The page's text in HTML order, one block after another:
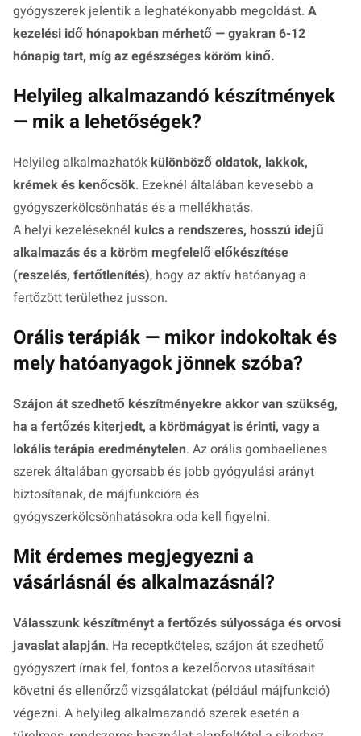
gyógyszerek jelentik a leghatékonyabb megoldást. A
kezelési idő hónapokban mérhető — gyakran 6-12
hónapig tart, míg az egészséges köröm kinő.
Helyileg alkalmazandó készítmények
— mik a lehetőségek?
Helyileg alkalmazhatók különböző oldatok, lakkok,
krémek és kenőcsök. Ezeknél általában kevesebb a
gyógyszerkölcsönhatás és a mellékhatás.
A helyi kezeléseknél kulcs a rendszeres, hosszú idejű
alkalmazás és a köröm megfelelő előkészítése
(reszelés, fertőtlenítés), hogy az aktív hatóanyag a
fertőzött területhez jusson.
Orális terápiák — mikor indokoltak és
mely hatóanyagok jönnek szóba?
Szájon át szedhető készítményekre akkor van szükség,
ha a fertőzés kiterjedt, a körömágyat is érinti, vagy a
lokális terápia eredménytelen. Az orális gombaellenes
szerek általában gyorsabb és jobb gyógyulási arányt
biztosítanak, de májfunkcióra és
gyógyszerkölcsönhatásokra oda kell figyelni.
Mit érdemes megjegyezni a
vásárlásnál és alkalmazásnál?
Válasszunk készítményt a fertőzés súlyossága és orvosi
javaslat alapján. Ha receptköteles, szájon át szedhető
gyógyszert írnak fel, fontos a kezelőorvos utasításait
követni és ellenőrző vizsgálatokat (például májfunkció)
végezni. A helyileg alkalmazandó szerek esetén a